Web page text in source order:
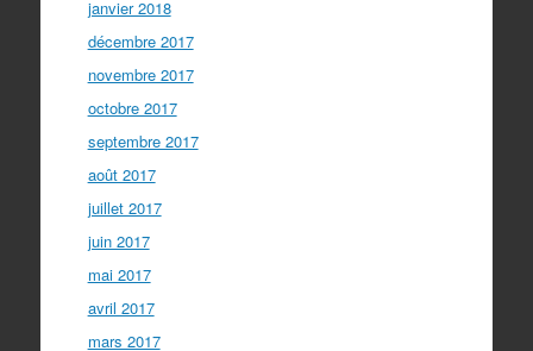
janvier 2018
décembre 2017
novembre 2017
octobre 2017
septembre 2017
août 2017
juillet 2017
juin 2017
mai 2017
avril 2017
mars 2017